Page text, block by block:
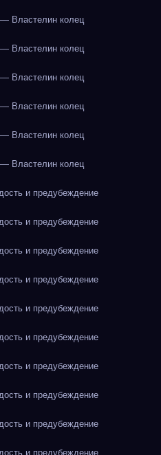
Властелин колец
Властелин колец
Властелин колец
Властелин колец
Властелин колец
Властелин колец
и предубеждение
и предубеждение
и предубеждение
и предубеждение
и предубеждение
и предубеждение
и предубеждение
и предубеждение
и предубеждение
и предубеждение